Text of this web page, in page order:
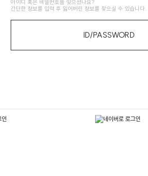
아이디 혹은 비밀번호를 잊으셨나요?
간단한 정보를 입력 후 잃어버린 정보를 찾으실 수 있습니다.
ID/PASSWORD